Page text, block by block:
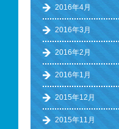
2016年4月
2016年3月
2016年2月
2016年1月
2015年12月
2015年11月